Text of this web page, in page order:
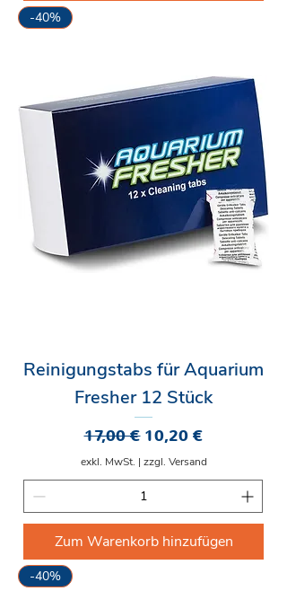
-40%
Reinigungstabs für Aquarium
Fresher 12 Stück
Standardpreis
17,00 € Sale-Preis
10,20 €
exkl. MwSt. | zzgl. Versand
Zum Warenkorb hinzufügen
-40%